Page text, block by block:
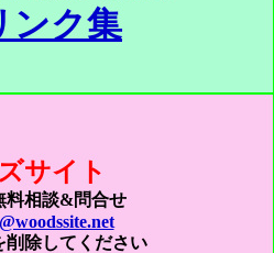
ンク集
サイト
料相談&問合せ
削除してください